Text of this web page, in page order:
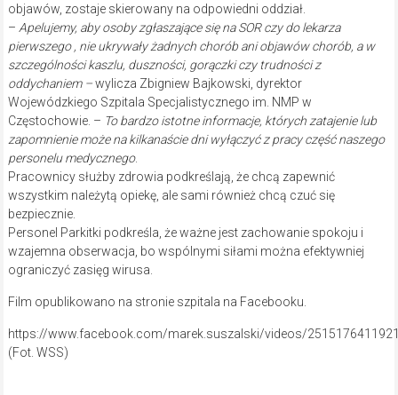
objawów, zostaje skierowany na odpowiedni oddział.
– Apelujemy, aby osoby zgłaszające się na SOR czy do lekarza
pierwszego , nie ukrywały żadnych chorób ani objawów chorób, a w
szczególności kaszlu, duszności, gorączki czy trudności z
oddychaniem –wylicza Zbigniew Bajkowski, dyrektor
Wojewódzkiego Szpitala Specjalistycznego im. NMP w
Częstochowie. – To bardzo istotne informacje, których zatajenie lub
zapomnienie może na kilkanaście dni wyłączyć z pracy część naszego
personelu medycznego.
Pracownicy służby zdrowia podkreślają, że chcą zapewnić
wszystkim należytą opiekę, ale sami również chcą czuć się
bezpiecznie.
Personel Parkitki podkreśla, że ważne jest zachowanie spokoju i
wzajemna obserwacja, bo wspólnymi siłami można efektywniej
ograniczyć zasięg wirusa.
Film opublikowano na stronie szpitala na Facebooku.
https://www.facebook.com/marek.suszalski/videos/
(Fot. WSS)